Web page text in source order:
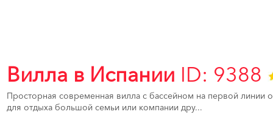
Вилла в Испании ID: 9388
Просторная современная вилла с бассейном на первой
для отдыха большой семьи или компании дру...